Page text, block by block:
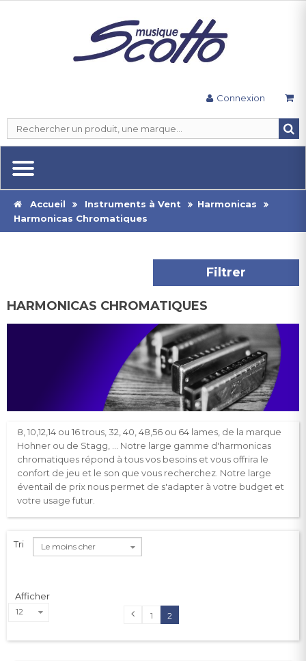
Connexion
Accueil Instruments à Vent
Harmonicas
Harmonicas Chromatiques
Filtrer
HARMONICAS CHROMATIQUES
8, 10,12,14 ou 16 trous, 32, 40, 48,56 ou 64 lames, de la marque
Hohner ou de Stagg, … Notre large gamme d'harmonicas
chromatiques répond à tous vos besoins et vous offrira le
confort de jeu et le son que vous recherchez. Notre large
éventail de prix nous permet de s'adapter à votre budget et
votre usage futur.
1 2
Tri Le moins cher
Afficher
12